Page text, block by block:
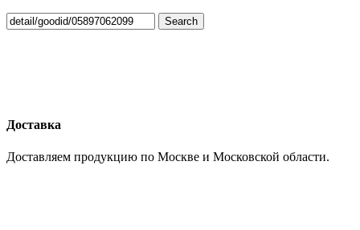
Search
Доставка
Доставляем продукцию по Москве и Московской области.